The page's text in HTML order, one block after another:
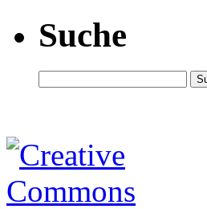
Suche